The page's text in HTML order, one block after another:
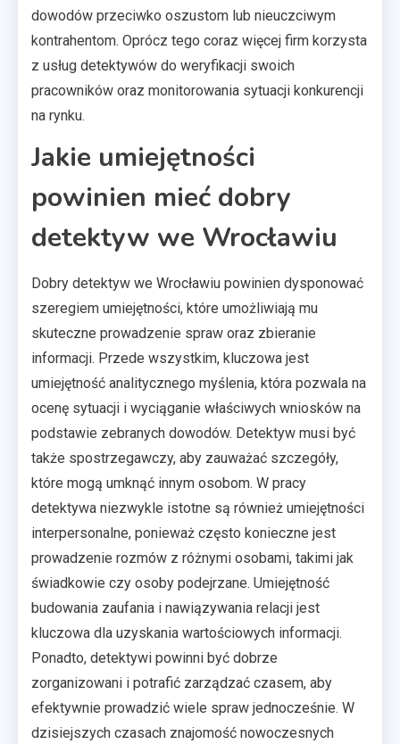
dowodów przeciwko oszustom lub nieuczciwym
kontrahentom. Oprócz tego coraz więcej firm korzysta
z usług detektywów do weryfikacji swoich
pracowników oraz monitorowania sytuacji konkurencji
na rynku.
Jakie umiejętności
powinien mieć dobry
detektyw we Wrocławiu
Dobry detektyw we Wrocławiu powinien dysponować
szeregiem umiejętności, które umożliwiają mu
skuteczne prowadzenie spraw oraz zbieranie
informacji. Przede wszystkim, kluczowa jest
umiejętność analitycznego myślenia, która pozwala na
ocenę sytuacji i wyciąganie właściwych wniosków na
podstawie zebranych dowodów. Detektyw musi być
także spostrzegawczy, aby zauważać szczegóły,
które mogą umknąć innym osobom. W pracy
detektywa niezwykle istotne są również umiejętności
interpersonalne, ponieważ często konieczne jest
prowadzenie rozmów z różnymi osobami, takimi jak
świadkowie czy osoby podejrzane. Umiejętność
budowania zaufania i nawiązywania relacji jest
kluczowa dla uzyskania wartościowych informacji.
Ponadto, detektywi powinni być dobrze
zorganizowani i potrafić zarządzać czasem, aby
efektywnie prowadzić wiele spraw jednocześnie. W
dzisiejszych czasach znajomość nowoczesnych